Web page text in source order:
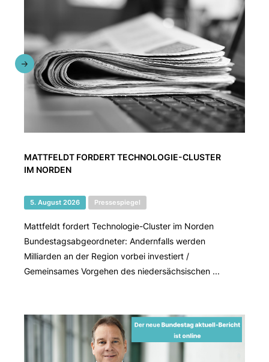
MATTFELDT FORDERT TECHNOLOGIE-CLUSTER
IM NORDEN
5. August 2026 Pressespiegel
Mattfeldt fordert Technologie-Cluster im Norden
Bundestagsabgeordneter: Andernfalls werden
Milliarden an der Region vorbei investiert /
Gemeinsames Vorgehen des niedersächsischen ...